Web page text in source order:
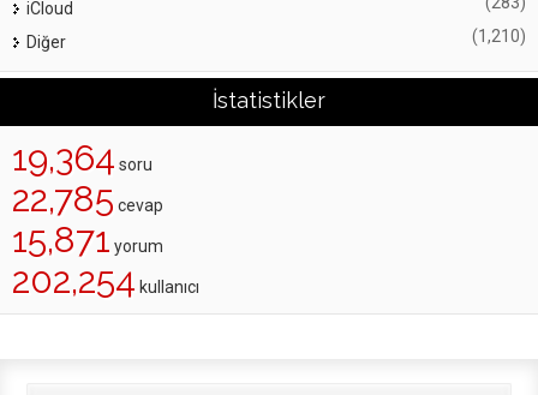
iCloud
Diğer (1,210)
İstatistikler
19,364 soru
22,785 cevap
15,871 yorum
202,254 kullanıcı